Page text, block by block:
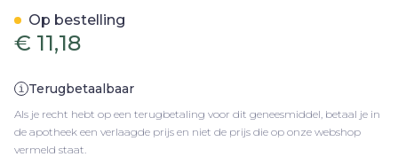
€ 11,18
Terugbetaalbaar
Als je recht hebt op een terugbetaling voor dit geneesmiddel, betaal je in
de apotheek een verlaagde prijs en niet de prijs die op onze webshop
vermeld staat.
Op bestelling